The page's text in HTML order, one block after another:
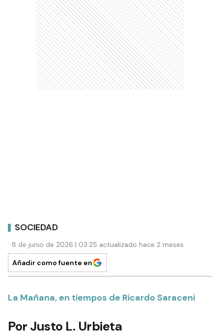
SOCIEDAD
8 de junio de 2026 | 03:25 actualizado hace 2 meses
Añadir como fuente en
La Mañana, en tiempos de Ricardo Saraceni
Por Justo L. Urbieta